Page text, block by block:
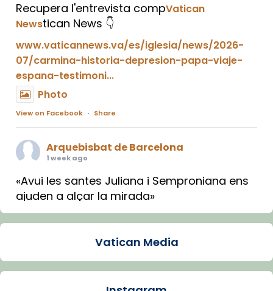
Recupera l'entrevista compVatican
Newstican News 👇
www.vaticannews.va/es/iglesia/news/2026-
07/carmina-historia-depresion-papa-viaje-
espana-testimoni...
Photo
View on Facebook · Share
Arquebisbat de Barcelona
1 week ago
«Avui les santes Juliana i Semproniana ens
ajuden a alçar la mirada»
Mons. Sergi Gordo, bisbe de Tortosa, ha
Santes de Mataró.
🔗tinyurl.com/cvu5jmbk
Vatican Media